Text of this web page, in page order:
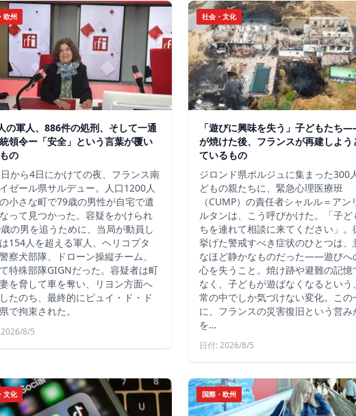
欧州
の軍人、886件の処刑、そして一通
領令ー「安全」という言葉が覆い
の
から4日にかけての夜、フランス南
ゼール県サルデュー。人口1200人
小さな町で79歳の男性が自宅で遺
って見つかった。容疑をかけられ
の男を追うために、当局が動員し
154人を超える軍人、ヘリコプタ
察犬部隊、ドローン操縦チーム、
特殊部隊GIGNだった。容疑者は町
を脅して車を奪い、リヨン方面へ
たのち、最終的にピュイ・ド・ド
で拘束された。
2026/8/5
社会・文化
「遊びに興味を失う」子どもたち
が焼けた後、フランスが再建しよう
ているもの
ジロンド県ポルジュに集まった300
どもの親たちに、緊急心理医療班
（CUMP）の責任者シャルル＝アン
ルタンは、こう呼びかけた。「子ど
ちを連れて相談に来てください」。
挙げた警戒すべき症状のひとつは、
なほど静かなものだった――遊びへ
心を失うこと。焼け跡や避難の記憶
なく、子どもが遊ばなくなるという
常の中でしか気づけない変化。この
に、フランスの災害復旧という営み
を…
日付: 2026/8/5
文化 国際・欧州